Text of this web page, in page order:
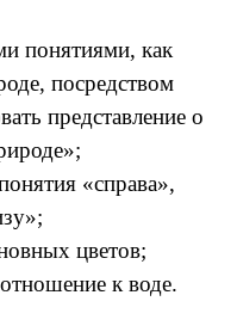
понятиями, как
посредством
представление о
«справа»,
цветов;
к воде.